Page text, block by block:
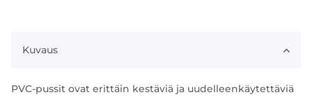
Kuvaus
PVC-pussit ovat erittäin kestäviä ja uudelleenkäytettäviä